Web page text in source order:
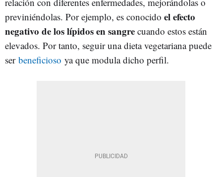
previniéndolas. Por ejemplo, es conocido el efecto
negativo de los lípidos en sangre cuando estos están
elevados. Por tanto, seguir una dieta vegetariana puede
ser beneficioso ya que modula dicho perfil.